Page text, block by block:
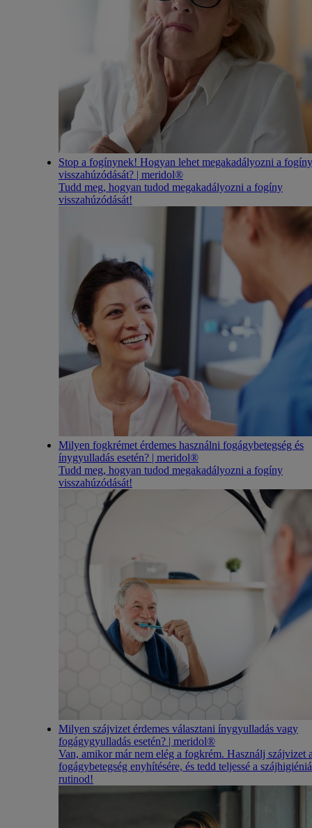
Stop a fogínynek! Hogyan lehet megakadályozni a fogíny
visszahúzódását? | meridol®
Tudd meg, hogyan tudod megakadályozni a fogíny
visszahúzódását!
Milyen fogkrémet érdemes használni fogágybetegség és
ínygyulladás esetén? | meridol®
Tudd meg, hogyan tudod megakadályozni a fogíny
visszahúzódását!
Milyen szájvizet érdemes választani ínygyulladás vagy
fogágygyulladás esetén? | meridol®
Van, amikor már nem elég a fogkrém. Használj szájvizet
fogágybetegség enyhítésére, és tedd teljessé a
rutinod!